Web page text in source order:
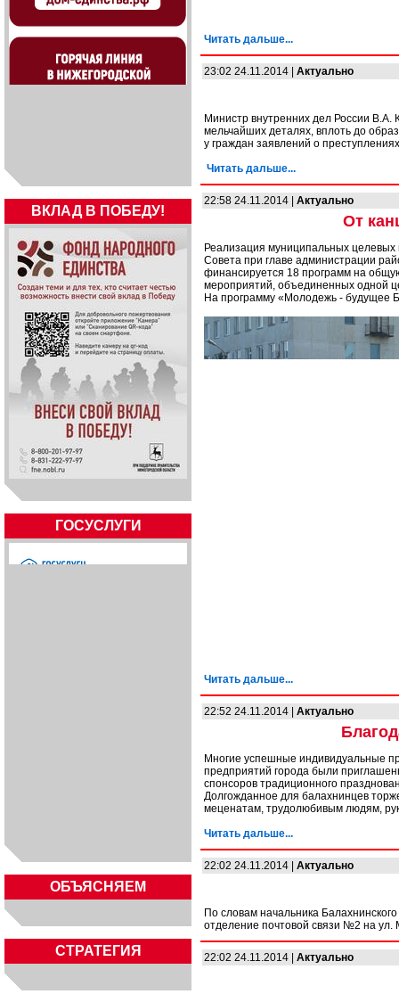
ВКЛАД В ПОБЕДУ!
ГОСУСЛУГИ
ОБЪЯСНЯЕМ
СТРАТЕГИЯ
Читать дальше...
23:02 24.11.2014 | Актуально
Министр внутренних дел России В.А.
мельчайших деталях, вплоть до
у граждан заявлений о
Читать дальше...
22:58 24.11.2014 | Актуально
От
Реализация муниципальных
Совета при главе администрации
финансируется 18 программ на
мероприятий, объединенных одной
На программу «Молодежь - будущее
Читать дальше...
22:52 24.11.2014 | Актуально
Многие успешные индивидуальные
предприятий города были
спонсоров традиционного
Долгожданное для балахнинцев
меценатам, трудолюбивым людям,
Читать дальше...
22:02 24.11.2014 | Актуально
По словам начальника
отделение почтовой связи №2 на ул.
22:02 24.11.2014 | Актуально